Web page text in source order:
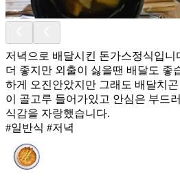
저녁으로 배달시킨 돈가스정식입니
더 좋지만 외출이 싫을땐 배달도 좋
하게 오진안았지만 그래도 배달치
이 골고루 들어가있고 안심은 부드
식감을 자랑했습니다.
#일반식 #저녁